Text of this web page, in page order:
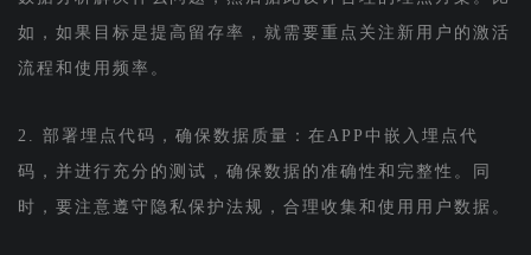
如，如果目标是提高留存率，就需要重点关注新用户的激活
流程和使用频率。
2. 部署埋点代码，确保数据质量：在APP中嵌入埋点代
码，并进行充分的测试，确保数据的准确性和完整性。同
时，要注意遵守隐私保护法规，合理收集和使用用户数据。